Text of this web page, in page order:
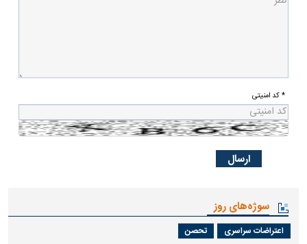
* کد امنیتی
سوژه‌های روز
اعتراضات سراسری تحصن